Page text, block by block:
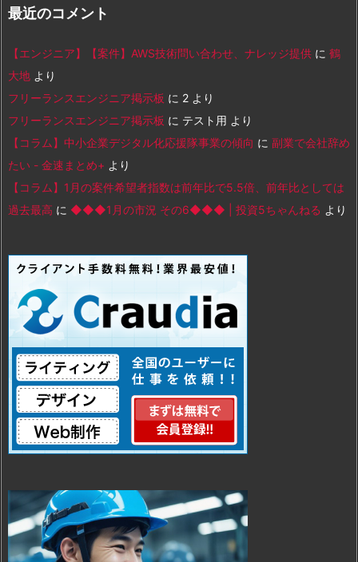
最近のコメント
【エンジニア】【案件】AWS技術問い合わせ、ナレッジ提供 に 鶴
大地 より
フリーランスエンジニア掲示板 に 2 より
フリーランスエンジニア掲示板 に テスト用 より
【コラム】中小企業デジタル化応援隊事業の傾向 に 副業で会社辞め
たい - 金速まとめ+ より
【コラム】1月の案件希望者指数は前年比で5.5倍、前年比としては
過去最高 に ◆◆◆1月の市況 その6◆◆◆ | 投資5ちゃんねる より